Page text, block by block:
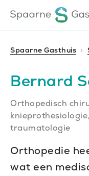
direct
direct
Ga
naar
homepagina
Spaarne Gasthuis
Bernard
Orthopedisch
traumatologie
Orthopedie
wat een